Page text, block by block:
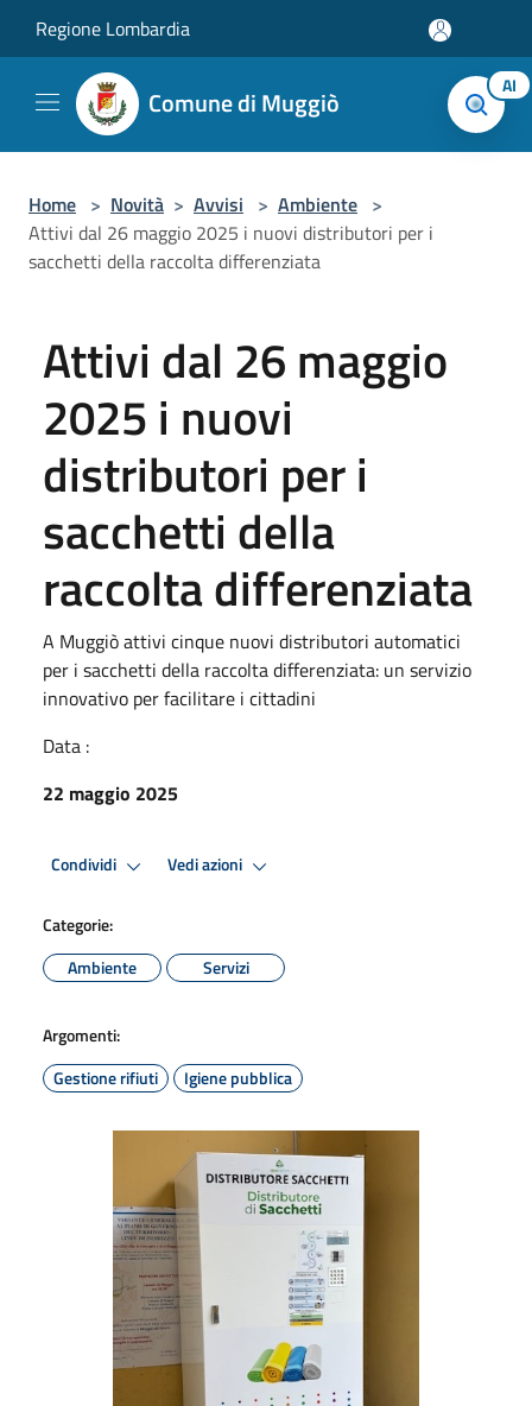
Regione Lombardia
Comune di Muggiò AI
Home > Novità > Avvisi > Ambiente >
Attivi dal 26 maggio 2025 i nuovi distributori per i
sacchetti della raccolta differenziata
Attivi dal 26 maggio
2025 i nuovi
distributori per i
sacchetti della
raccolta differenziata
A Muggiò attivi cinque nuovi distributori automatici
per i sacchetti della raccolta differenziata: un servizio
innovativo per facilitare i cittadini
Data :
22 maggio 2025
Condividi Vedi azioni
Categorie:
Ambiente
Servizi
Argomenti:
Gestione rifiuti
Igiene pubblica